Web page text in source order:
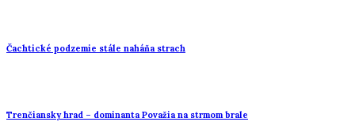
Čachtické podzemie stále naháňa strach
Trenčiansky hrad – dominanta Považia na strmom brale